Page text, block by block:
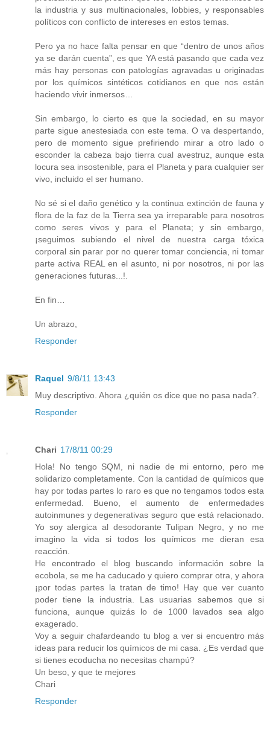
la industria y sus multinacionales, lobbies, y responsables
políticos con conflicto de intereses en estos temas.
Pero ya no hace falta pensar en que “dentro de unos años
ya se darán cuenta”, es que YA está pasando que cada vez
más hay personas con patologías agravadas u originadas
por los químicos sintéticos cotidianos en que nos están
haciendo vivir inmersos…
Sin embargo, lo cierto es que la sociedad, en su mayor
parte sigue anestesiada con este tema. O va despertando,
pero de momento sigue prefiriendo mirar a otro lado o
esconder la cabeza bajo tierra cual avestruz, aunque esta
locura sea insostenible, para el Planeta y para cualquier ser
vivo, incluido el ser humano.
No sé si el daño genético y la continua extinción de fauna y
flora de la faz de la Tierra sea ya irreparable para nosotros
como seres vivos y para el Planeta; y sin embargo,
¡seguimos subiendo el nivel de nuestra carga tóxica
corporal sin parar por no querer tomar conciencia, ni tomar
parte activa REAL en el asunto, ni por nosotros, ni por las
generaciones futuras...!.
En fin…
Un abrazo,
Responder
Raquel 9/8/11 13:43
Muy descriptivo. Ahora ¿quién os dice que no pasa nada?.
Responder
Chari 17/8/11 00:29
Hola! No tengo SQM, ni nadie de mi entorno, pero me
solidarizo completamente. Con la cantidad de químicos que
hay por todas partes lo raro es que no tengamos todos esta
enfermedad. Bueno, el aumento de enfermedades
autoinmunes y degenerativas seguro que está relacionado.
Yo soy alergica al desodorante Tulipan Negro, y no me
imagino la vida si todos los químicos me dieran esa
reacción.
He encontrado el blog buscando información sobre la
ecobola, se me ha caducado y quiero comprar otra, y ahora
¡por todas partes la tratan de timo! Hay que ver cuanto
poder tiene la industria. Las usuarias sabemos que si
funciona, aunque quizás lo de 1000 lavados sea algo
exagerado.
Voy a seguir chafardeando tu blog a ver si encuentro más
ideas para reducir los químicos de mi casa. ¿Es verdad que
si tienes ecoducha no necesitas champú?
Un beso, y que te mejores
Chari
Responder